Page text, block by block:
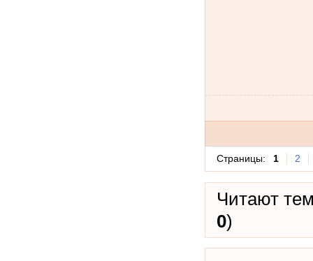
Страницы: 1 2
Читают
0)